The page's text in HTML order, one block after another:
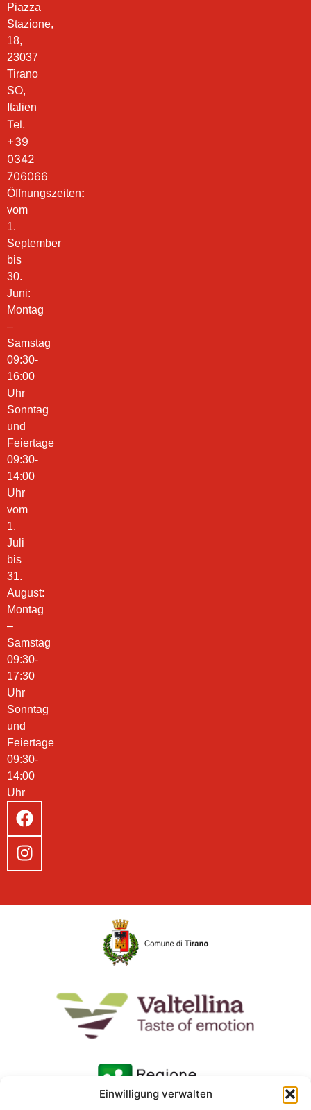
Einwilligung verwalten
Piazza
Stazione,
18,
23037
Tirano
SO,
Italien
Tel.
+39
0342
706066
Öffnungszeiten:
vom
1.
September
bis
30.
Juni:
Montag
–
Samstag
09:30-
16:00
Uhr
Sonntag
und
Feiertage
09:30-
14:00
Uhr
vom
1.
Juli
bis
31.
August:
Montag
–
Samstag
09:30-
17:30
Uhr
Sonntag
und
Feiertage
09:30-
14:00
Uhr